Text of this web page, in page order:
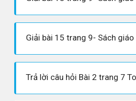
Trả lời câu hỏi Bài 2 trang 7